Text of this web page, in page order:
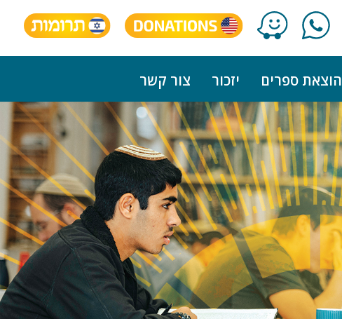
הוצאת ספרים יזכור צור קשר